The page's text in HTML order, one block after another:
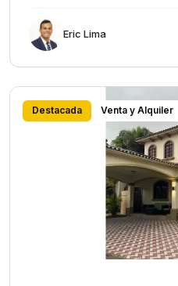
Eric Lima
Destacada Venta y Alquiler